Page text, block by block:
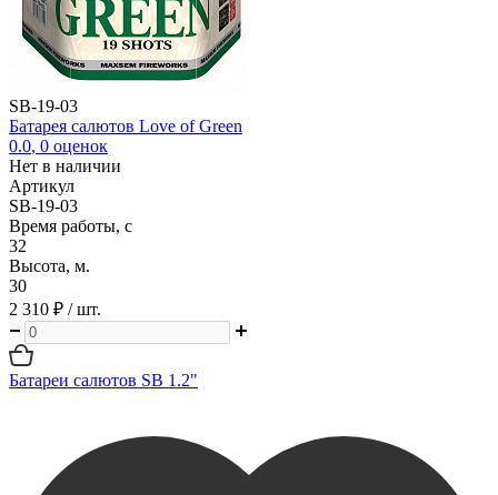
SB-19-03
Батарея салютов Love of Green
0.0, 0 оценок
Нет в наличии
Артикул
SB-19-03
Время работы, с
32
Высота, м.
30
2 310 ₽ / шт.
Батареи салютов SB 1.2"